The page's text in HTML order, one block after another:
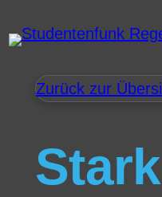
Zurück zur